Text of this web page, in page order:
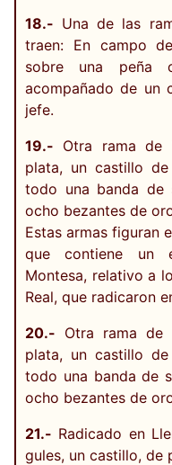
18.- Una de las
traen: En campo
sobre una peña
acompañado de un
jefe.
19.- Otra rama de
plata, un castillo
todo una banda de
ocho bezantes de
Estas armas figuran
que contiene un
Montesa, relativo a
Real, que radicaron
20.- Otra rama de
plata, un castillo
todo una banda de
ocho bezantes de
21.- Radicado en
gules, un castillo, de